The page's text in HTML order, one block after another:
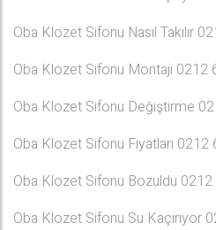
Oba Klozet Sifonu Nasıl Takılır
Oba Klozet Sifonu Montajı 0212
Oba Klozet Sifonu Değiştirme
Oba Klozet Sifonu Fiyatları 0212
Oba Klozet Sifonu Bozuldu
Oba Klozet Sifonu Su Kaçırıyor